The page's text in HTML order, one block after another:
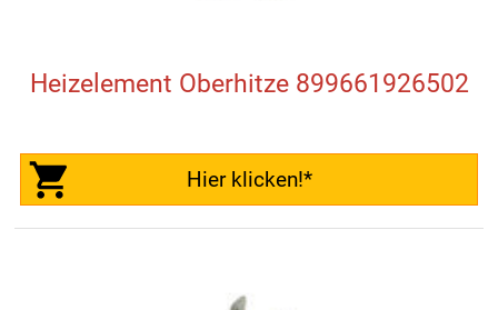
Heizelement Oberhitze 899661926502
Hier klicken!*